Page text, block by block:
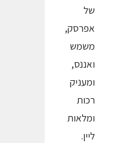
של
אפרסק,
משמש
ואננס,
ומעניק
רכות
ומלאות
ליין.